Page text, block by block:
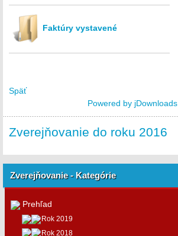
Faktúry vystavené
Späť
Powered by jDownloads
Zverejňovanie do roku 2016
Zverejňovanie - Kategórie
Prehľad
Rok 2019
Rok 2018